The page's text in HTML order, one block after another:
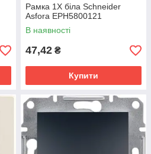
Рамка 1Х біла Schneider
Asfora EPH5800121
В наявності
47,42 ₴
Купити